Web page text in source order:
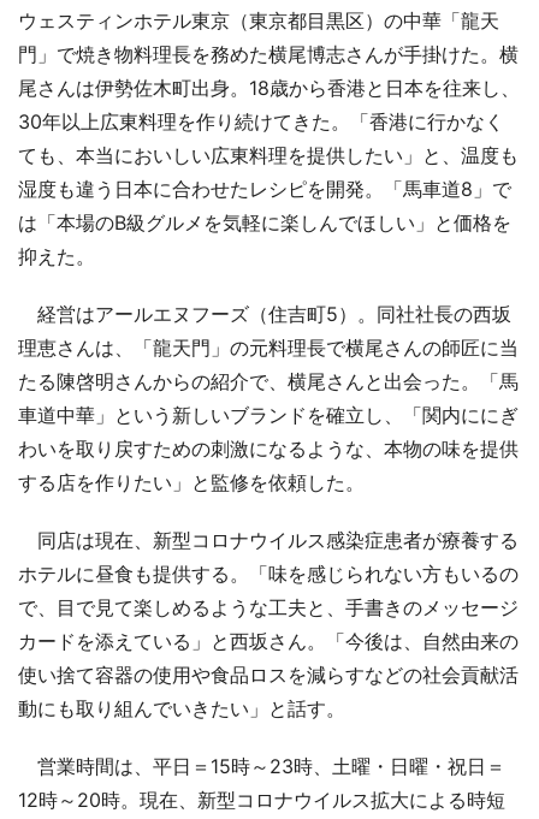
ウェスティンホテル東京（東京都目黒区）の中華「龍天
門」で焼き物料理長を務めた横尾博志さんが手掛けた。横
尾さんは伊勢佐木町出身。18歳から香港と日本を往来し、
30年以上広東料理を作り続けてきた。「香港に行かなく
ても、本当においしい広東料理を提供したい」と、温度も
湿度も違う日本に合わせたレシピを開発。「馬車道8」で
は「本場のB級グルメを気軽に楽しんでほしい」と価格を
抑えた。
経営はアールエヌフーズ（住吉町5）。同社社長の西坂
理恵さんは、「龍天門」の元料理長で横尾さんの師匠に当
たる陳啓明さんからの紹介で、横尾さんと出会った。「馬
車道中華」という新しいブランドを確立し、「関内ににぎ
わいを取り戻すための刺激になるような、本物の味を提供
する店を作りたい」と監修を依頼した。
同店は現在、新型コロナウイルス感染症患者が療養する
ホテルに昼食も提供する。「味を感じられない方もいるの
で、目で見て楽しめるような工夫と、手書きのメッセージ
カードを添えている」と西坂さん。「今後は、自然由来の
使い捨て容器の使用や食品ロスを減らすなどの社会貢献活
動にも取り組んでいきたい」と話す。
営業時間は、平日＝15時～23時、土曜・日曜・祝日＝
12時～20時。現在、新型コロナウイルス拡大による時短